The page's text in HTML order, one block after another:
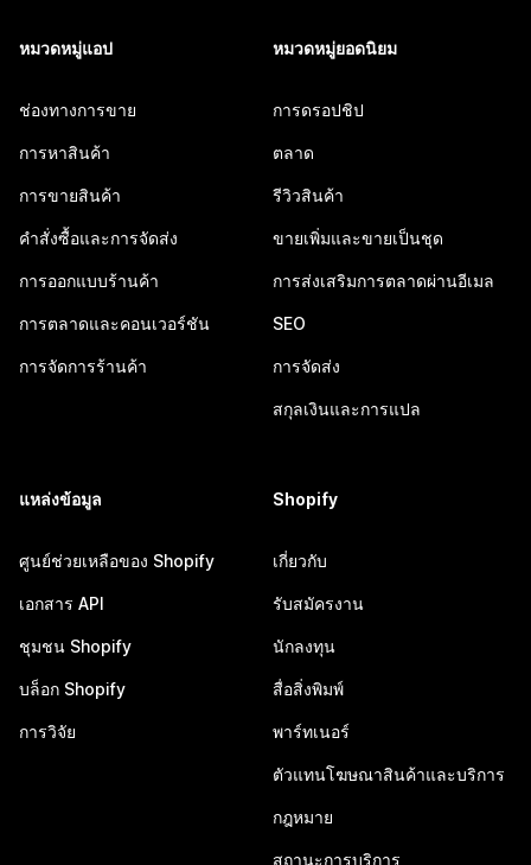
หมวดหมู่แอป
ช่องทางการขาย
การหาสินค้า
การขายสินค้า
คำสั่งซื้อและการจัดส่ง
การออกแบบร้านค้า
การตลาดและคอนเวอร์ชัน
การจัดการร้านค้า
หมวดหมู่ยอดนิยม
การดรอปชิป
ตลาด
รีวิวสินค้า
ขายเพิ่มและขายเป็นชุด
การส่งเสริมการตลาดผ่านอีเมล
SEO
การจัดส่ง
สกุลเงินและการแปล
แหล่งข้อมูล
ศูนย์ช่วยเหลือของ Shopify
เอกสาร API
ชุมชน Shopify
บล็อก Shopify
การวิจัย
Shopify
เกี่ยวกับ
รับสมัครงาน
นักลงทุน
สื่อสิ่งพิมพ์
พาร์ทเนอร์
ตัวแทนโฆษณาสินค้าและบริการ
กฎหมาย
สถานะการบริการ